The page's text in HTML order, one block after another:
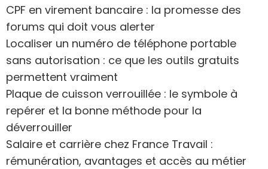
CPF en virement bancaire : la promesse des
forums qui doit vous alerter
Localiser un numéro de téléphone portable
sans autorisation : ce que les outils gratuits
permettent vraiment
Plaque de cuisson verrouillée : le symbole à
repérer et la bonne méthode pour la
déverrouiller
Salaire et carrière chez France Travail :
rémunération, avantages et accès au métier